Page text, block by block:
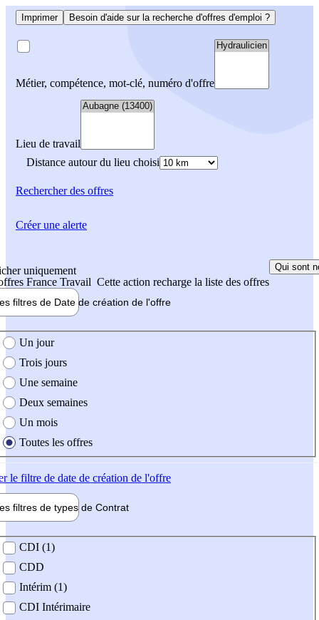
Imprimer Besoin d'aide sur la recherche d'offres d'emploi ?
Métier, compétence, mot-clé, numéro d'offre
Lieu de travail
Distance autour du lieu choisi
Rechercherdes offres
uniquement
France Travail Cette action recharge la liste des offres
Qui sont
filtres de Date de création de l'offre
création de l'offre
Un jour
Trois jours
Une semaine
Deux semaines
Un mois
Toutes les offres
le filtre de date de création de l'offre
filtres de types de Contrat
contrat
CDI (1)
CDD
Intérim (1)
CDI Intérimaire
Créer une alerte